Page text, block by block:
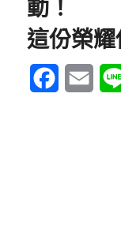
動！
這份榮耀
Facebook